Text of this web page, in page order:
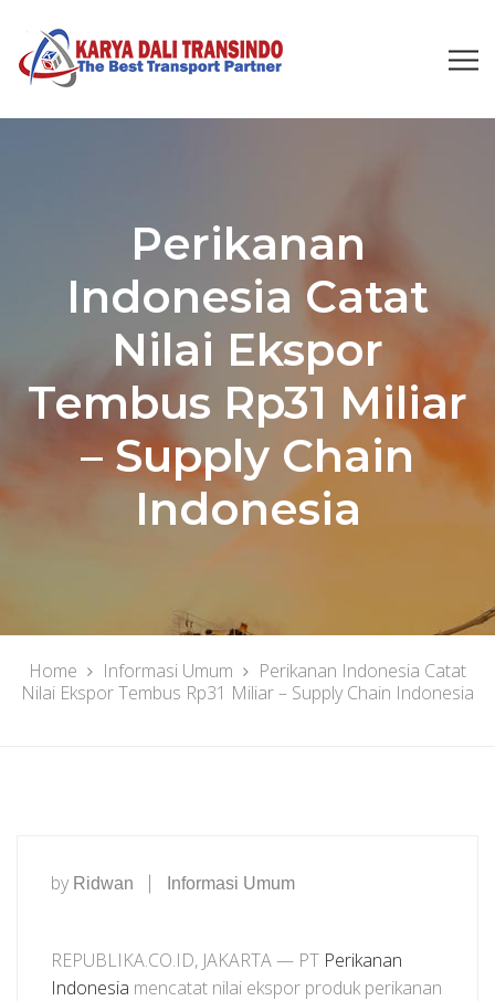
Perikanan
Indonesia Catat
Nilai Ekspor
Tembus Rp31 Miliar
– Supply Chain
Indonesia
Home Informasi Umum
Perikanan Indonesia Catat
Nilai Ekspor Tembus Rp31 Miliar – Supply Chain Indonesia
by Ridwan Informasi Umum
REPUBLIKA.CO.ID, JAKARTA — PT Perikanan
Indonesia mencatat nilai ekspor produk perikanan